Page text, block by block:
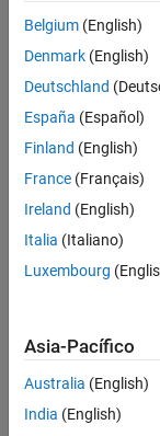
Belgium (English)
Denmark (English)
Deutschland
España (Español)
Finland (English)
France (Français)
Ireland (English)
Italia (Italiano)
Luxembourg
Asia-Pacífico
Australia (English)
India (English)
Centro de
Política de
Información de
© 1994-2026